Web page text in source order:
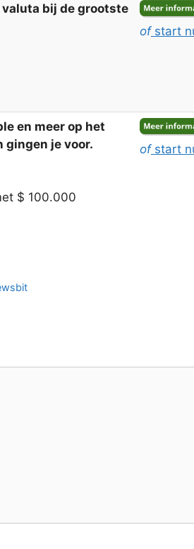
valuta bij de grootste
ofstart
en meer op het
gingen je voor.
$ 100.000
ofstart